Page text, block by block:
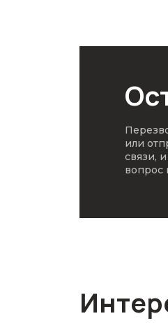
или
связи,
вопрос